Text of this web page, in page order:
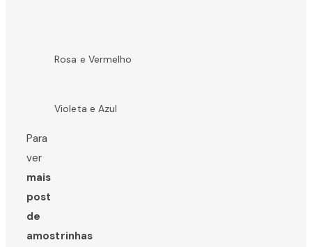
Rosa e Vermelho
Violeta e Azul
Para
ver
mais
post
de
amostrinhas